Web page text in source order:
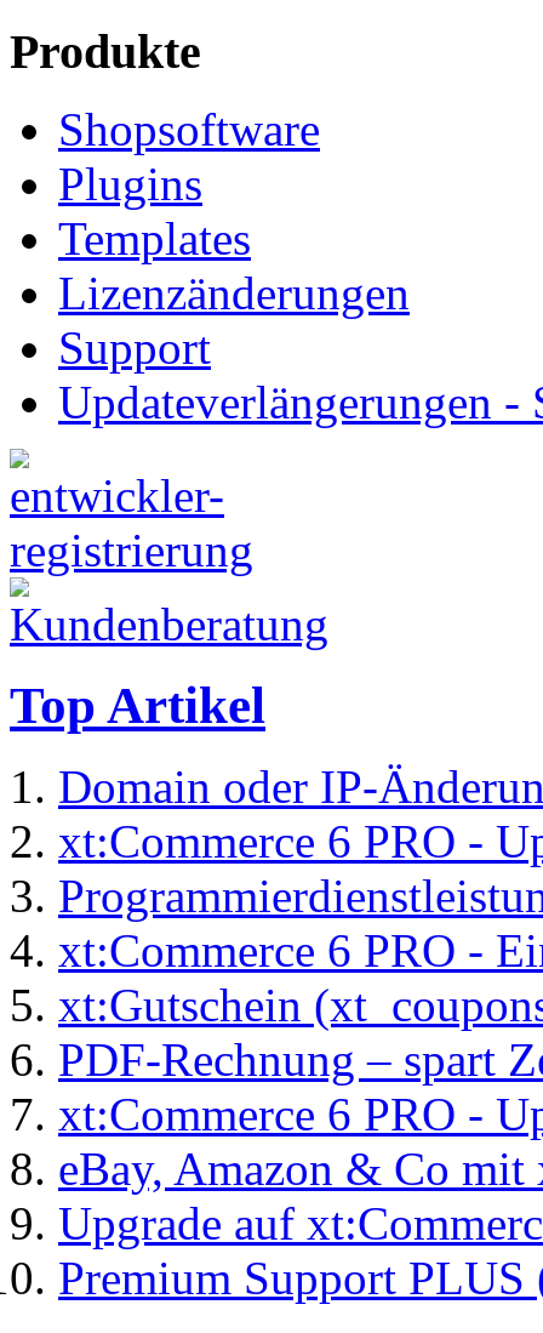
Produkte
Shopsoftware
Plugins
Templates
Lizenzänderungen
Support
Updateverlängerungen -
Top Artikel
Domain oder IP-
xt:Commerce 6 PRO -
xt:Commerce 6 PRO -
xt:Gutschein
PDF-Rechnung – spart
xt:Commerce 6 PRO -
eBay, Amazon & Co
Upgrade auf
Premium Support